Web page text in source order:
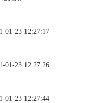
01-23 12:27:17
01-23 12:27:26
01-23 12:27:44